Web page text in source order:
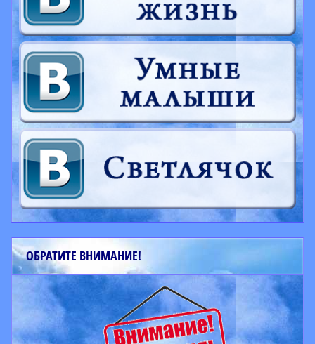
ОБРАТИТЕ ВНИМАНИЕ!